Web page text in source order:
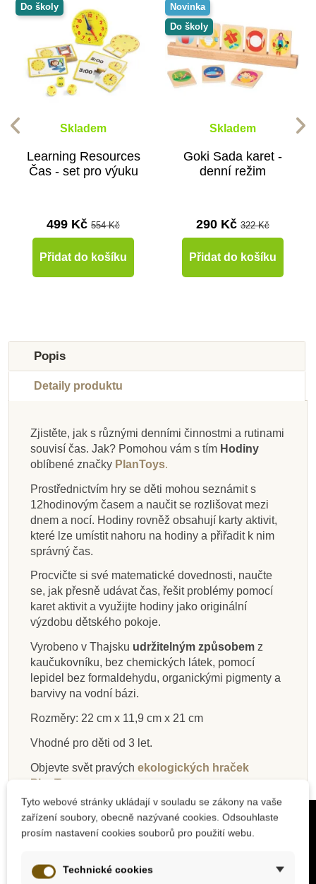
Do školy
Skladem
Learning Resources
Čas - set pro výuku
499 Kč 554 Kč
Přidat do košíku
Novinka
Do školy
Skladem
Goki Sada karet -
denní režim
290 Kč 322 Kč
Přidat do košíku
Do školy
Skladem
CUBIKA Hodiny s
magnetickými
ručičkami, skládačka
296 Kč329 Kč
Přidat do košíku
Lucy & Leo Učíme se
hodiny
Přidat do košíku
Skladem
Learning Resources
Školní hodiny -
popisovatelné - sada
10ks
224 Kč249 Kč
Přidat do košíku
Lucy & Leo Kalendář
přírody
Přidat do košíku
Do školy
Na dotaz
Moyo Montessori
Hodiny s pohyblivými
ručičkami
1 580 Kč
Zobrazit detail
Goki Dřevěné hodiny
10 cm
Přidat do košíku
Do školy
Na dotaz
Goki Můj den -
vrstvené puzzle ze
dřeva
376 Kč418 Kč
Zobrazit detail
Výprodej
Learning Resources
Hodiny k rozložení -
sada pro učebny
Přidat do košíku
Popis
Detaily produktu
Zjistěte, jak s různými denními činnostmi a rutinami
souvisí čas. Jak? Pomohou vám s tím Hodiny
oblíbené značky PlanToys.
Prostřednictvím hry se děti mohou seznámit s
12hodinovým časem a naučit se rozlišovat mezi
dnem a nocí. Hodiny rovněž obsahují karty aktivit,
které lze umístit nahoru na hodiny a přiřadit k nim
správný čas.
Procvičte si své matematické dovednosti, naučte
se, jak přesně udávat čas, řešit problémy pomocí
karet aktivit a využijte hodiny jako originální
výzdobu dětského pokoje.
Vyrobeno v Thajsku udržitelným způsobem z
kaučukovníku, bez chemických látek, pomocí
lepidel bez formaldehydu, organickými pigmenty a
barvivy na vodní bázi.
Rozměry: 22 cm x 11,9 cm x 21 cm
Vhodné pro děti od 3 let.
Objevte svět pravých ekologických hraček
PlanToys
Tyto webové stránky ukládají v souladu se zákony na vaše
zařízení soubory, obecně nazývané cookies. Odsouhlaste
prosím nastavení cookies souborů pro použití webu.
Technické cookies